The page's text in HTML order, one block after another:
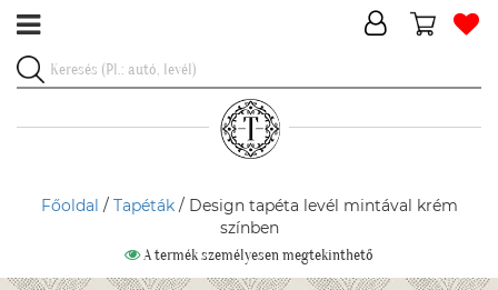
Főoldal / Tapéták/ Design tapéta levél mintával krém
színben
A termék személyesen megtekinthető